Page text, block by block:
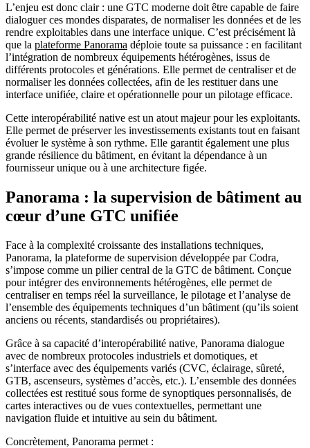
L’enjeu est donc clair : une GTC moderne doit être capable de faire
dialoguer ces mondes disparates, de normaliser les données et de les
rendre exploitables dans une interface unique. C’est précisément là
que la plateforme Panorama déploie toute sa puissance : en facilitant
l’intégration de nombreux équipements hétérogènes, issus de
différents protocoles et générations. Elle permet de centraliser et de
normaliser les données collectées, afin de les restituer dans une
interface unifiée, claire et opérationnelle pour un pilotage efficace.
Cette interopérabilité native est un atout majeur pour les exploitants.
Elle permet de préserver les investissements existants tout en faisant
évoluer le système à son rythme. Elle garantit également une plus
grande résilience du bâtiment, en évitant la dépendance à un
fournisseur unique ou à une architecture figée.
Panorama : la supervision de bâtiment au
cœur d’une GTC unifiée
Face à la complexité croissante des installations techniques,
Panorama, la plateforme de supervision développée par Codra,
s’impose comme un pilier central de la GTC de bâtiment. Conçue
pour intégrer des environnements hétérogènes, elle permet de
centraliser en temps réel la surveillance, le pilotage et l’analyse de
l’ensemble des équipements techniques d’un bâtiment (qu’ils soient
anciens ou récents, standardisés ou propriétaires).
Grâce à sa capacité d’interopérabilité native, Panorama dialogue
avec de nombreux protocoles industriels et domotiques, et
s’interface avec des équipements variés (CVC, éclairage, sûreté,
GTB, ascenseurs, systèmes d’accès, etc.). L’ensemble des données
collectées est restitué sous forme de synoptiques personnalisés, de
cartes interactives ou de vues contextuelles, permettant une
navigation fluide et intuitive au sein du bâtiment.
Concrètement, Panorama permet :